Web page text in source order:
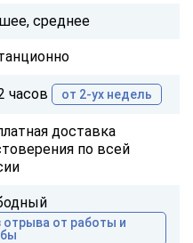
среднее
часов от 2-ух недель
доставка
по всей
отрыва от работы и